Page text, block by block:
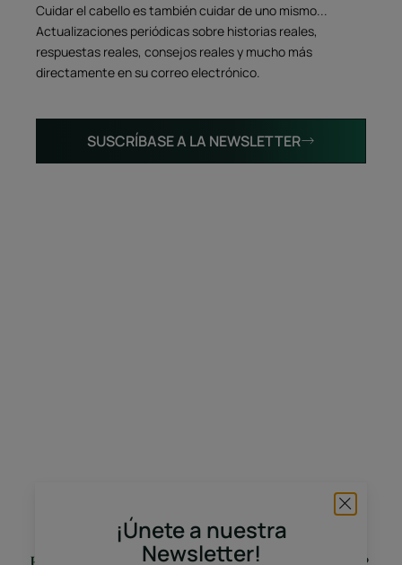
Cuidar el cabello es también cuidar de uno mismo...
Actualizaciones periódicas sobre historias reales,
respuestas reales, consejos reales y mucho más
directamente en su correo electrónico.
SUSCRÍBASE A LA NEWSLETTER
¡Únete a nuestra
Newsletter!